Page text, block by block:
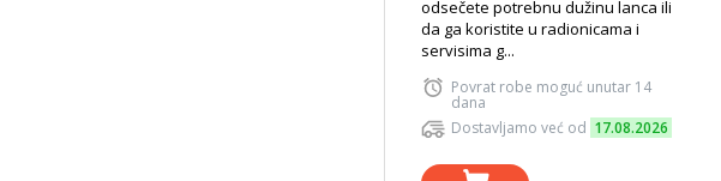
odsečete potrebnu dužinu lanca ili
da ga koristite u radionicama i
servisima g...
Povrat robe moguć unutar 14
dana
Dostavljamo već od 17.08.2026